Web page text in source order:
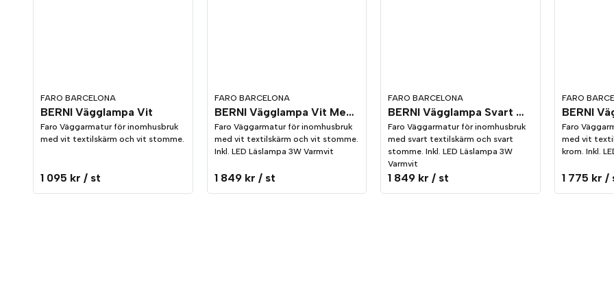
FARO BARCELONA
BERNI Vägglampa Vit
Faro Väggarmatur för inomhusbruk
med vit textilskärm och vit stomme.
1 095 kr / st
FARO BARCELONA
BERNI Vägglampa Vit Med Läslampa
Faro Väggarmatur för inomhusbruk
med vit textilskärm och vit stomme.
Inkl. LED Läslampa 3W Varmvit
1 849 kr / st
FARO BARCELONA
BERNI Vägglampa Svart Med Läslampa
Faro Väggarmatur för inomhusbruk
med svart textilskärm och svart
stomme. Inkl. LED Läslampa 3W
Varmvit
1 849 kr / st
FARO
Faro
med vit
krom. Inkl.
1 775 kr /